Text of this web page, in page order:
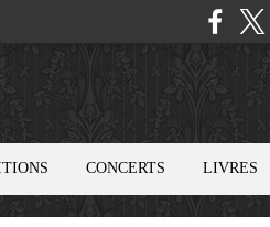
CONCERTS LIVRES